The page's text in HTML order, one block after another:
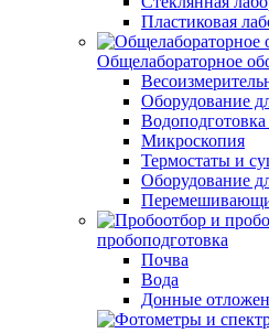
Пластиковая
Общелабораторное
Оборудование
Микроскопия
Термостаты и
Оборудование
пробоподготовка
Почва
Вода
Донные